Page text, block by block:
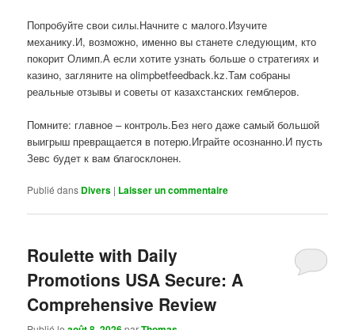
Попробуйте свои силы.Начните с малого.Изучите
механику.И, возможно, именно вы станете следующим, кто
покорит Олимп.А если хотите узнать больше о стратегиях и
казино, загляните на olimpbetfeedback.kz.Там собраны
реальные отзывы и советы от казахстанских гемблеров.
Помните: главное – контроль.Без него даже самый большой
выигрыш превращается в потерю.Играйте осознанно.И пусть
Зевс будет к вам благосклонен.
Publié dans Divers | Laisser un commentaire
Roulette with Daily
Promotions USA Secure: A
Comprehensive Review